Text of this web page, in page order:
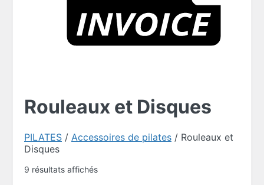
Rouleaux et Disques
PILATES / Accessoires de pilates / Rouleaux et
Disques
9 résultats affichésTrié